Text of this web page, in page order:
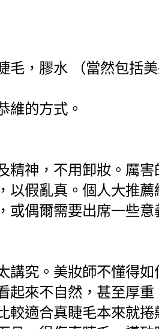
毛，膠水 （當然包括
維的方式。
精神，不用卸妝。厲
以假亂真。個人大推
或偶爾需要出席一些
講究。美妝師不懂得
起來不自然，甚至厚
較適合真睫毛本來就